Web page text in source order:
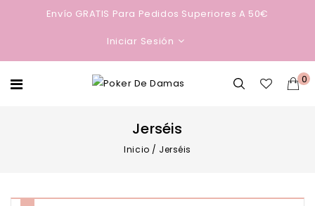
Envío GRATIS Para Pedidos Superiores A 50€
Iniciar Sesión
0
Jerséis
Inicio / Jerséis